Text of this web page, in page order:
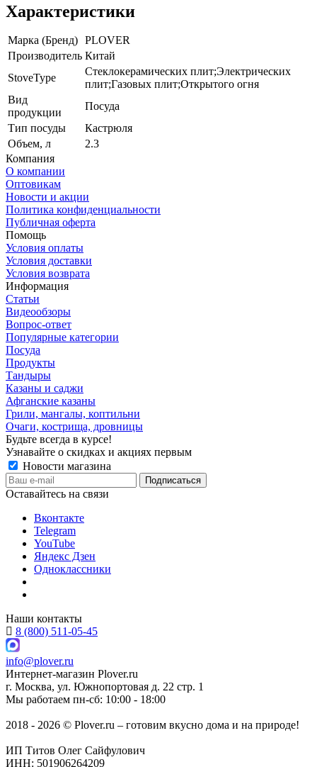
Характеристики
Марка (Бренд) PLOVER
Производитель Китай
StoveType
Стеклокерамических плит;Электрических
плит;Газовых плит;Открытого огня
Вид
продукции
Посуда
Тип посуды
Кастрюля
Объем, л
2.3
Компания
О компании
Оптовикам
Новости и акции
Политика конфиденциальности
Публичная оферта
Помощь
Условия оплаты
Условия доставки
Условия возврата
Информация
Статьи
Видеообзоры
Вопрос-ответ
Популярные категории
Посуда
Продукты
Тандыры
Казаны и саджи
Афганские казаны
Грили, мангалы, коптильни
Очаги, кострища, дровницы
Будьте всегда в курсе!
Узнавайте о скидках и акциях первым
Новости магазина
Оставайтесь на связи
Вконтакте
Telegram
YouTube
Яндекс Дзен
Одноклассники
Наши контакты
8 (800) 511-05-45
info@plover.ru
Интернет-магазин Plover.ru
г. Москва, ул. Южнопортовая д. 22 стр. 1
Мы работаем пн-сб: 10:00 - 18:00
2018 - 2026 © Plover.ru – готовим вкусно дома и на природе!
ИП Титов Олег Сайфулович
ИНН: 501906264209